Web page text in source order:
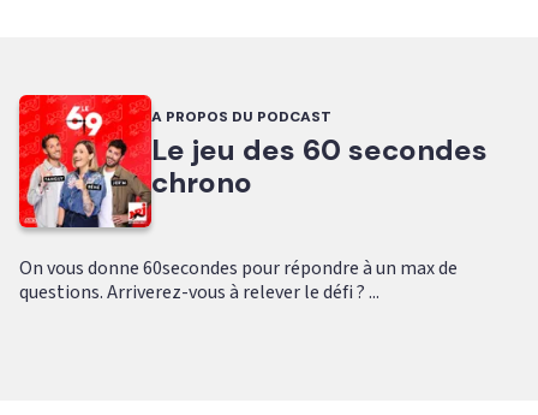
A PROPOS DU PODCAST
Le jeu des 60 secondes
chrono
On vous donne 60secondes pour répondre à un max de
questions. Arriverez-vous à relever le défi ? ...